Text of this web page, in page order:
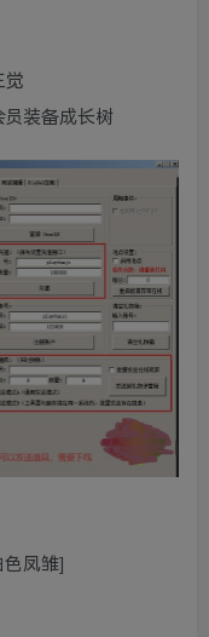
觉
装备成长树
凤雏]